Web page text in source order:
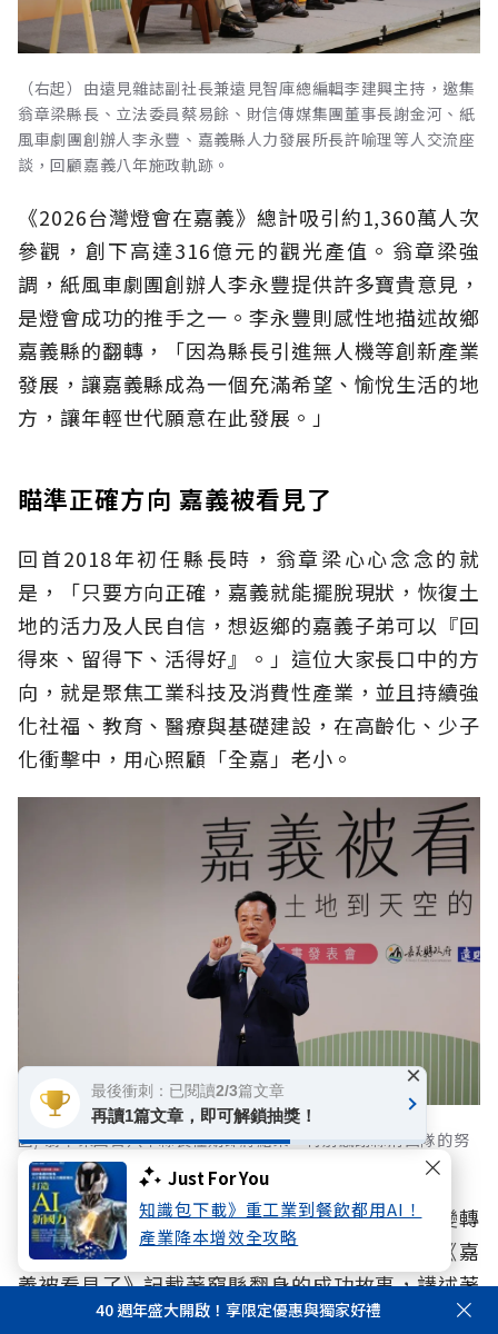
Just For You
知識包下載》重工業到餐飲都用AI！
產業降本增效全攻略
（右起）由遠見雜誌副社長兼遠見智庫總編輯李建興主持，邀集
翁章梁縣長、立法委員蔡易餘、財信傳媒集團董事長謝金河、紙
風車劇團創辦人李永豐、嘉義縣人力發展所長許喻理等人交流座
談，回顧嘉義八年施政軌跡。
《2026台灣燈會在嘉義》總計吸引約1,360萬人次
參觀，創下高達316億元的觀光產值。翁章梁強
調，紙風車劇團創辦人李永豐提供許多寶貴意見，
是燈會成功的推手之一。李永豐則感性地描述故鄉
嘉義縣的翻轉，「因為縣長引進無人機等創新產業
發展，讓嘉義縣成為一個充滿希望、愉悅生活的地
方，讓年輕世代願意在此發展。」
瞄準正確方向 嘉義被看見了
回首2018年初任縣長時，翁章梁心心念念的就
是，「只要方向正確，嘉義就能擺脫現狀，恢復土
地的活力及人民自信，想返鄉的嘉義子弟可以『回
得來、留得下、活得好』。」這位大家長口中的方
向，就是聚焦工業科技及消費性產業，並且持續強
化社福、教育、醫療與基礎建設，在高齡化、少子
化衝擊中，用心照顧「全嘉」老小。
圖/ 翁章梁回首八年縣長任期即將結束，特別感謝縣府團隊的努
力及縣民的支持，期望嘉義縣能被更多人看見。
善用八年的時間，嘉義縣抓住了機會，順利蛻變轉
型。匯聚三大部分、七個章節、50篇文章，《嘉
義被看見了》記載著窮縣翻身的成功故事，講述著
一位五星縣長帶領團隊的動人歷程，從整地開始，
40 週年盛大開啟！享限定優惠與獨家好禮
最後衝刺：已閱讀2/3篇文章
再讀1篇文章，即可解鎖抽獎！
×